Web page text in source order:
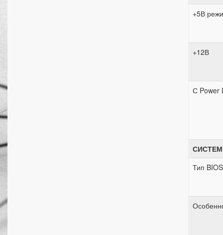
+5В
+12В
С Power
Тип BIOS